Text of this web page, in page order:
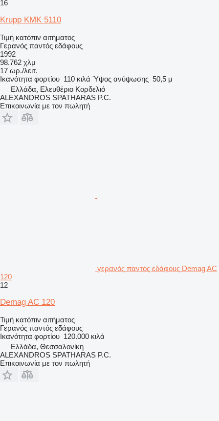
16
Krupp KMK 5110
Τιμή κατόπιν αιτήματος
Γερανός παντός εδάφους
1992
98.762 χλμ
17 ωρ./λειτ.
Ικανότητα φορτίου 110 κιλά Ύψος ανύψωσης 50,5 μ
Ελλάδα, Ελευθέριο Κορδελιό
ALEXANDROS SPATHARAS P.C.
Επικοινωνία με τον πωλητή
γερανός παντός εδάφους Demag AC
120
12
Demag AC 120
Τιμή κατόπιν αιτήματος
Γερανός παντός εδάφους
Ικανότητα φορτίου 120.000 κιλά
Ελλάδα, Θεσσαλονίκη
ALEXANDROS SPATHARAS P.C.
Επικοινωνία με τον πωλητή